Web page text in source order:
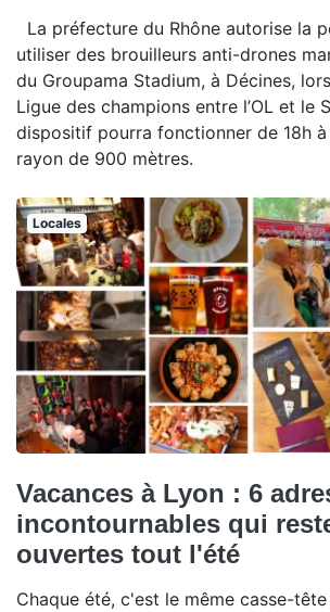
La préfecture du Rhône autorise la
utiliser des brouilleurs anti-drones
du Groupama Stadium, à Décines,
Ligue des champions entre l’OL et le
dispositif pourra fonctionner de 18h
rayon de 900 mètres.
Locales
Vacances à Lyon : 6
incontournables qui
ouvertes tout l'été
Chaque été, c'est le même casse-